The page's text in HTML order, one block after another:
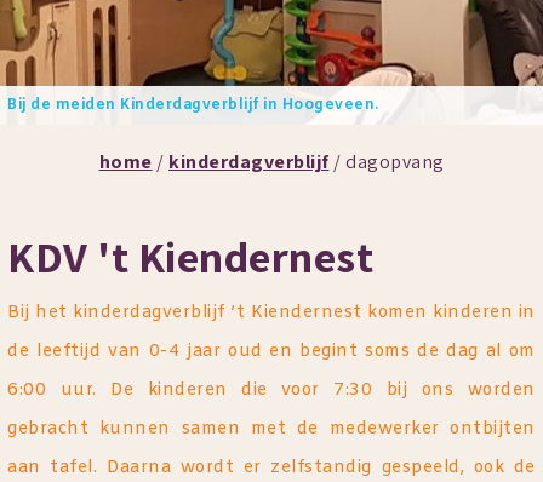
Bij de meiden Kinderdagverblijf in Hoogeveen.
home / kinderdagverblijf / dagopvang
KDV 't Kiendernest
Bij het kinderdagverblijf ’t Kiendernest komen kinderen in
de leeftijd van 0-4 jaar oud en begint soms de dag al om
6:00 uur. De kinderen die voor 7:30 bij ons worden
gebracht kunnen samen met de medewerker ontbijten
aan tafel. Daarna wordt er zelfstandig gespeeld, ook de